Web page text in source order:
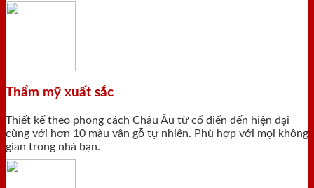
Thẩm mỹ xuất sắc
Thiết kế theo phong cách Châu Âu từ cổ điển đến hiện đại
cùng với hơn 10 màu vân gỗ tự nhiên. Phù hợp với mọi không
gian trong nhà bạn.